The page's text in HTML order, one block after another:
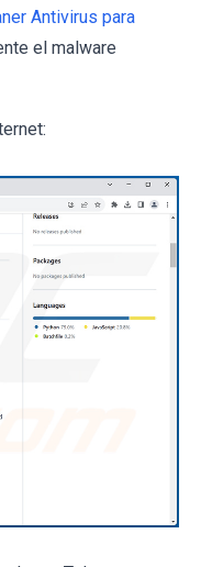
Antivirus para
el malware